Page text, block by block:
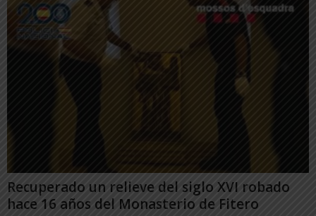
Recuperado un relieve del siglo XVI robado
hace 16 años del Monasterio de Fitero